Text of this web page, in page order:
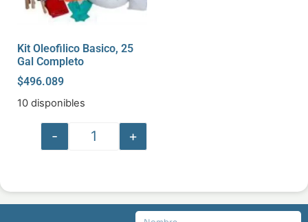
Kit Oleofilico Basico, 25
Gal Completo
$496.089
10 disponibles
- +